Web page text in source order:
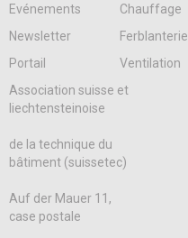
Evénements
Chauffage
Newsletter
Ferblanterie
Portail
Ventilation
Association suisse et
liechtensteinoise
de la technique du
bâtiment (suissetec)
Auf der Mauer 11,
case postale